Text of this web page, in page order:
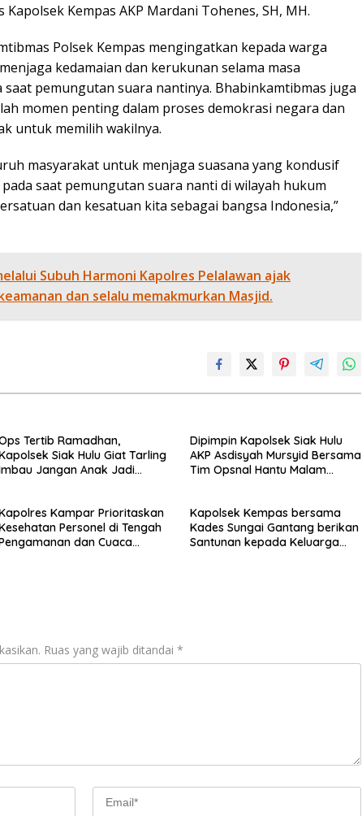
Kempas AKP Mardani Tohenes, SH, MH.
Polsek Kempas mengingatkan kepada warga
kedamaian dan kerukunan selama masa
pemungutan suara nantinya. Bhabinkamtibmas juga
momen penting dalam proses demokrasi negara dan
untuk memilih wakilnya.
masyarakat untuk menjaga suasana yang kondusif
saat pemungutan suara nanti di wilayah hukum
dan kesatuan kita sebagai bangsa Indonesia,”
Subuh Harmoni Kapolres Pelalawan ajak
dan selalu memakmurkan Masjid.
Tertib Ramadhan,
Siak Hulu Giat Tarling
Jangan Anak Jadi
Dipimpin Kapolsek Siak Hulu
AKP Asdisyah Mursyid Bersama
Tim Opsnal Hantu Malam
di Jalan Raya Kubang Jaya
Kampar Prioritaskan
Personel di Tengah
dan Cuaca
Kapolsek Kempas bersama
Kades Sungai Gantang berikan
Santunan kepada Keluarga
Ruas yang wajib ditandai *